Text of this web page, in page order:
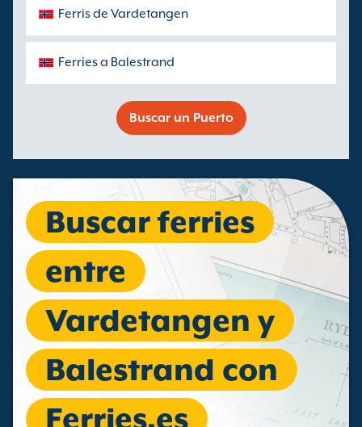
Ferris de Vardetangen
Ferries a Balestrand
Buscar un Puerto
Buscar ferries
entre
Vardetangen y
Balestrand con
Ferries.es